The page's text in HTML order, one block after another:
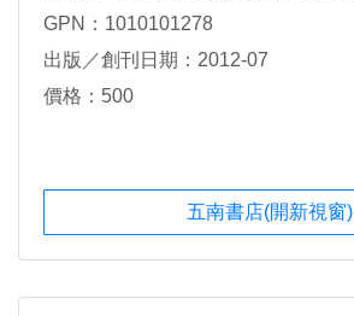
GPN：1010101278
出版／創刊日期：2012-07
價格：500
五南書店(開新視窗)